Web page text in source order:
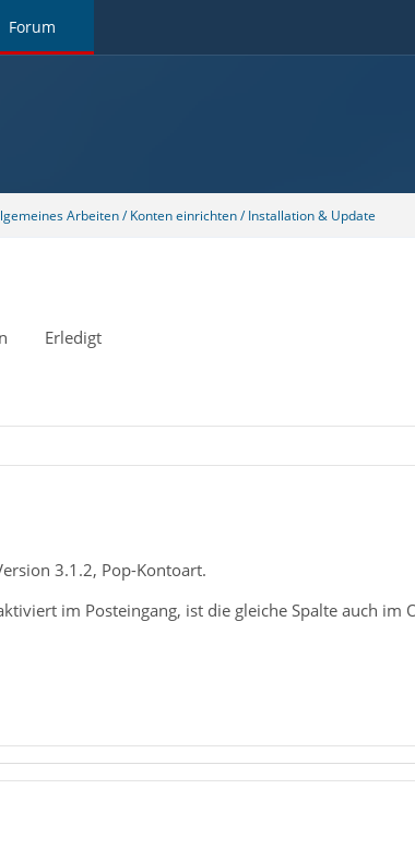
Forum
Arbeiten / Konten einrichten / Installation & Update
Erledigt
3.1.2, Pop-Kontoart.
im Posteingang, ist die gleiche Spalte auch im